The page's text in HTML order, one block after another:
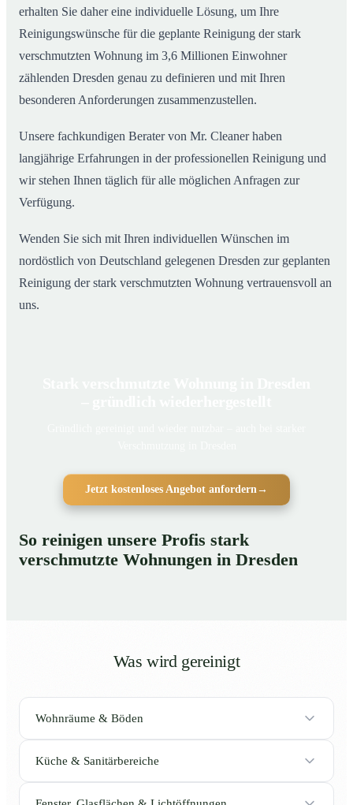
erhalten Sie daher eine individuelle Lösung, um Ihre
Reinigungswünsche für die geplante Reinigung der stark
verschmutzten Wohnung im 3,6 Millionen Einwohner
zählenden Dresden genau zu definieren und mit Ihren
besonderen Anforderungen zusammenzustellen.
Unsere fachkundigen Berater von Mr. Cleaner haben
langjährige Erfahrungen in der professionellen Reinigung und
wir stehen Ihnen täglich für alle möglichen Anfragen zur
Verfügung.
Wenden Sie sich mit Ihren individuellen Wünschen im
nordöstlich von Deutschland gelegenen Dresden zur geplanten
Reinigung der stark verschmutzten Wohnung vertrauensvoll an
uns.
Jetzt kostenloses Angebot anfordern→
So reinigen unsere Profis stark
verschmutzte Wohnungen in Dresden
Was wird gereinigt
Wohnräume & Böden
Küche & Sanitärbereiche